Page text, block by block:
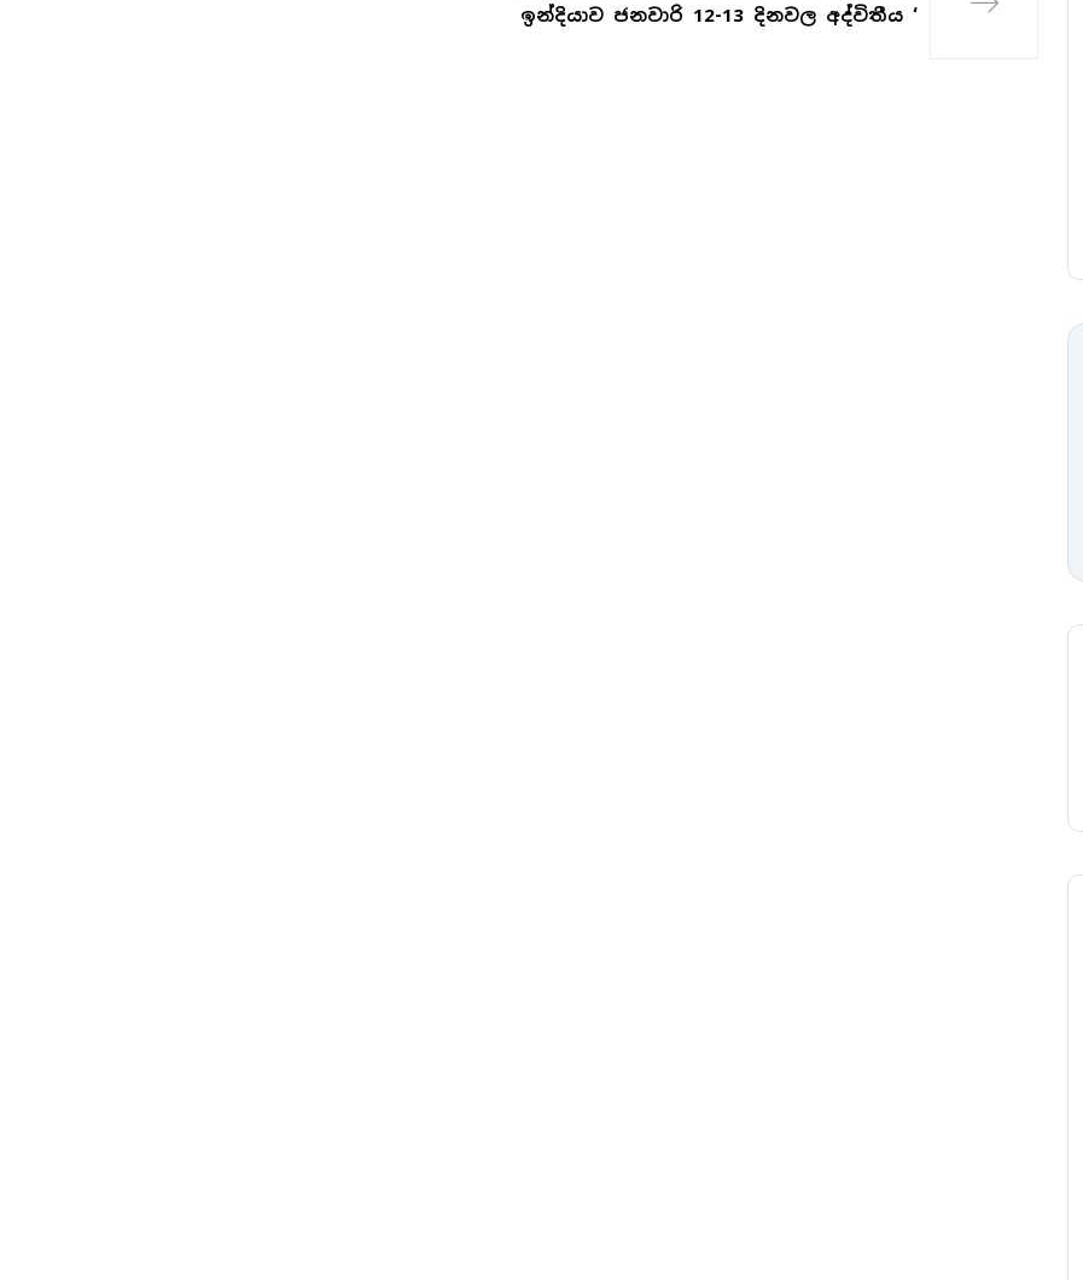
ඉන්දියාව ජනවාරි 12-13 දිනවල අද්විතීය ‘